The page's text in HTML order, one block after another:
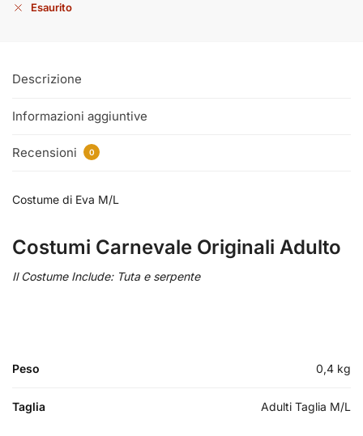
Esaurito
Descrizione
Informazioni aggiuntive
Recensioni 0
Costume di Eva M/L
Costumi Carnevale Originali Adulto
Il Costume Include: Tuta e serpente
Peso 0,4 kg
Taglia Adulti Taglia M/L